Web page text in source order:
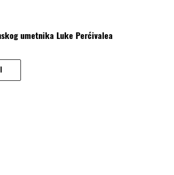
umetnika Luke Perćivalea